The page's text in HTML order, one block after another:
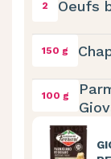
2 Oeufs
150 g
100 g